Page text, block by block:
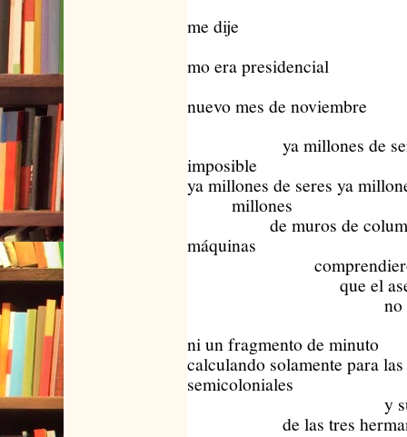
me dije
mo era presidencial
nuevo mes de noviembre
ya millones de
imposible
ya millones de seres ya
millones
de muros de
máquinas
comprendieron
que el
no ha
ni un fragmento de minuto
calculando solamente para
semicoloniales
y
de las tres